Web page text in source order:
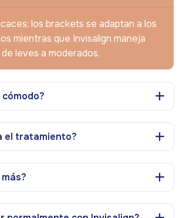
los brackets se adaptan a los
mientras que Invisalign maneja
leves a moderados.
el tratamiento?